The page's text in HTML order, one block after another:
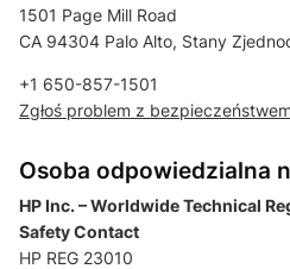
1501 Page Mill Road
CA 94304 Palo Alto, Stany
+1 650-857-1501
Zgłoś problem z
Osoba odpowiedzialna
HP Inc. – Worldwide Technical
Safety Contact
HP REG 23010